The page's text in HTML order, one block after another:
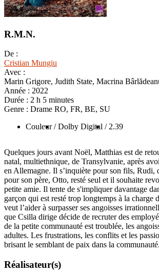
R.M.N.
De :
Cristian Mungiu
Avec :
Marin Grigore, Judith State, Macrina
Année : 2022
Durée : 2 h 5 minutes
Genre : Drame RO, FR, BE, SU
Couleur / Dolby Digital / 2.39
Quelques jours avant Noël, Matthias est de
natal, multiethnique, de Transylvanie, après
en Allemagne. Il s’inquiète pour son fils, Rudi,
pour son père, Otto, resté seul et il souhaite
petite amie. Il tente de s'impliquer davantage
garçon qui est resté trop longtemps à la charge
veut l’aider à surpasser ses angoisses
que Csilla dirige décide de recruter des
de la petite communauté est troublée, les
adultes. Les frustrations, les conflits et les
brisant le semblant de paix dans la communauté.
Réalisateur(s)